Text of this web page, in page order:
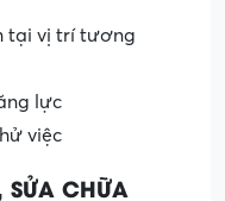
tại vị trí tương
lực
việc
SỬA CHỮA